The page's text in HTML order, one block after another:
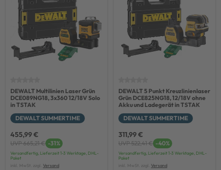
DEWALT Multilinien Laser Grün
DCE089NG18, 3x360 12/18V Solo
in TSTAK
DEWALT SUMMERTIME
455,99 €
UVP 665,21 € -31%
Versandfertig, Lieferzeit 1-3 Werktage, DHL-
Paket
inkl. MwSt. zzgl. Versand
DEWALT 5 Punkt Kreuzlinienlaser
Grün DCE825NG18, 12/18V ohne
Akku und Ladegerät in TSTAK
DEWALT SUMMERTIME
311,99 €
UVP 522,41 € -40%
Versandfertig, Lieferzeit 1-3 Werktage, DHL-
Paket
inkl. MwSt. zzgl. Versand